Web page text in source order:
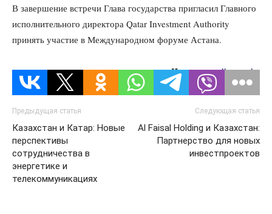
В завершение встречи Глава государства пригласил Главного
исполнительного директора Qatar Investment Authority
принять участие в Международном форуме Астана.
Источник: dknews.kz
Предыдущая статья
Казахстан и Катар: Новые
перспективы
сотрудничества в
энергетике и
телекоммуникациях
Следующая статья
Al Faisal Holding и Казахстан:
Партнерство для новых
инвестпроектов